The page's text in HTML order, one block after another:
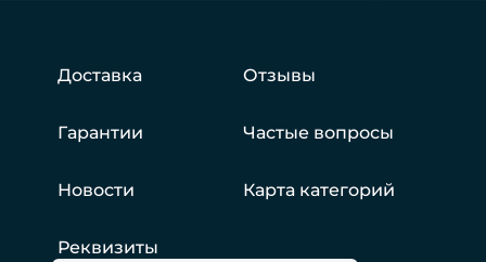
Доставка
Гарантии
Новости
Реквизиты
Отзывы
Частые вопросы
Карта категорий